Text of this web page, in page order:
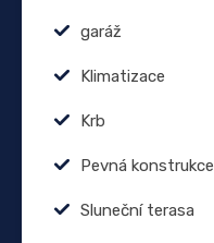
garáž
Klimatizace
Krb
Pevná konstrukce
Sluneční terasa